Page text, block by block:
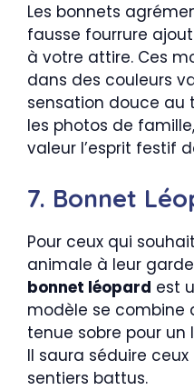
Les bonnets
fausse fourrure
à votre attire. Ces
dans des couleurs
sensation douce au
les photos de
valeur l’esprit festif
7. Bonnet
Pour ceux qui
animale à leur
bonnet léopard est
modèle se combine
tenue sobre pour
Il saura séduire
sentiers battus.